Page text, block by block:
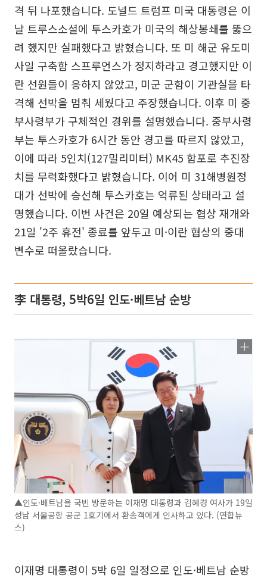
격 뒤 나포했습니다. 도널드 트럼프 미국 대통령은 이
날 트루스소셜에 투스카호가 미국의 해상봉쇄를 뚫으
려 했지만 실패했다고 밝혔습니다. 또 미 해군 유도미
사일 구축함 스프루언스가 정지하라고 경고했지만 이
란 선원들이 응하지 않았고, 미군 군함이 기관실을 타
격해 선박을 멈춰 세웠다고 주장했습니다. 이후 미 중
부사령부가 구체적인 경위를 설명했습니다. 중부사령
부는 투스카호가 6시간 동안 경고를 따르지 않았고,
이에 따라 5인치(127밀리미터) MK45 함포로 추진장
치를 무력화했다고 밝혔습니다. 이어 미 31해병원정
대가 선박에 승선해 투스카호는 억류된 상태라고 설
명했습니다. 이번 사건은 20일 예상되는 협상 재개와
21일 '2주 휴전' 종료를 앞두고 미·이란 협상의 중대
변수로 떠올랐습니다.
李 대통령, 5박6일 인도·베트남 순방
▲인도·베트남을 국빈 방문하는 이재명 대통령과 김혜경 여사가 19일
성남 서울공항 공군 1호기에서 환송객에게 인사하고 있다. (연합뉴
스)
이재명 대통령이 5박 6일 일정으로 인도·베트남 순방